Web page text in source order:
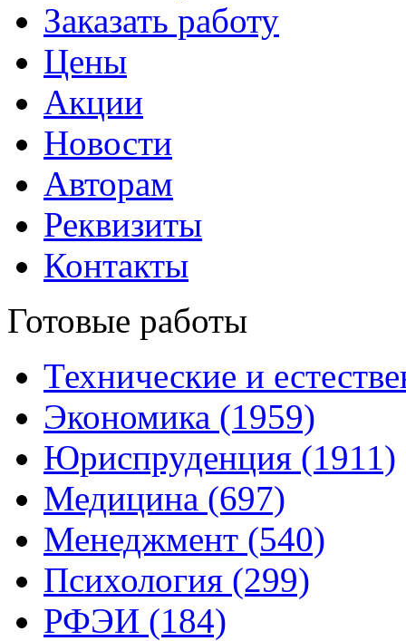
Заказать работу
Цены
Акции
Новости
Авторам
Реквизиты
Контакты
Готовые работы
Технические и
Экономика (1959)
Юриспруденция (1911)
Медицина (697)
Менеджмент (540)
Психология (299)
РФЭИ (184)